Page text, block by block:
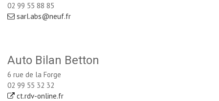
02 99 55 88 85
sarl.abs@neuf.fr
Auto Bilan Betton
6 rue de la Forge
02 99 55 32 32
ct.rdv-online.fr